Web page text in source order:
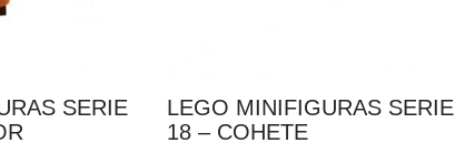
SERIE
LEGO MINIFIGURAS SERIE
18 – COHETE